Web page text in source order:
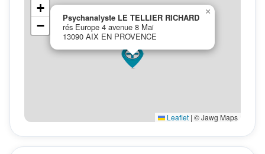
Psychanalyste LE TELLIER RICHARD
rés Europe 4 avenue 8 Mai
13090 AIX EN PROVENCE
×
+
−
Leaflet | © Jawg Maps